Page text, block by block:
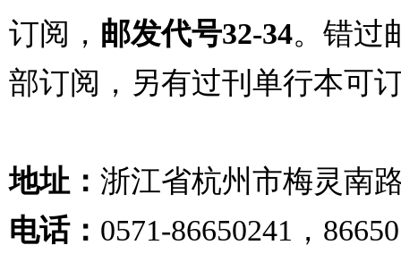
订阅， 邮发代号32-34。错过
部订阅，另有过刊单行本可
地址： 浙江省杭州市梅灵南
电话： 0571-86650241，